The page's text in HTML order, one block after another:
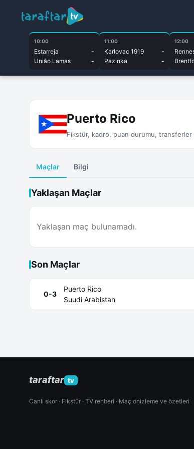
10:00
Estarreja
-
União Lamas
-
11:00
Karlovac 1919
-
Pazinka
-
12:00
Puerto Rico
Fikstür, kadro, puan durumu, transferler
Maçlar Bilgi
Yaklaşan Maçlar
Yaklaşan maç bulunamadı.
Son Maçlar
0-3
Puerto Rico
Suudi Arabistan
taraftar tv
Canlı skor · Fikstür · TV rehberi · Maç önizleme ve özetleri